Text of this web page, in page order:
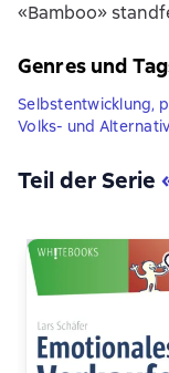
«Bamboo»
Genres und
Selbstentwicklung,
Volks- und
Teil der Serie